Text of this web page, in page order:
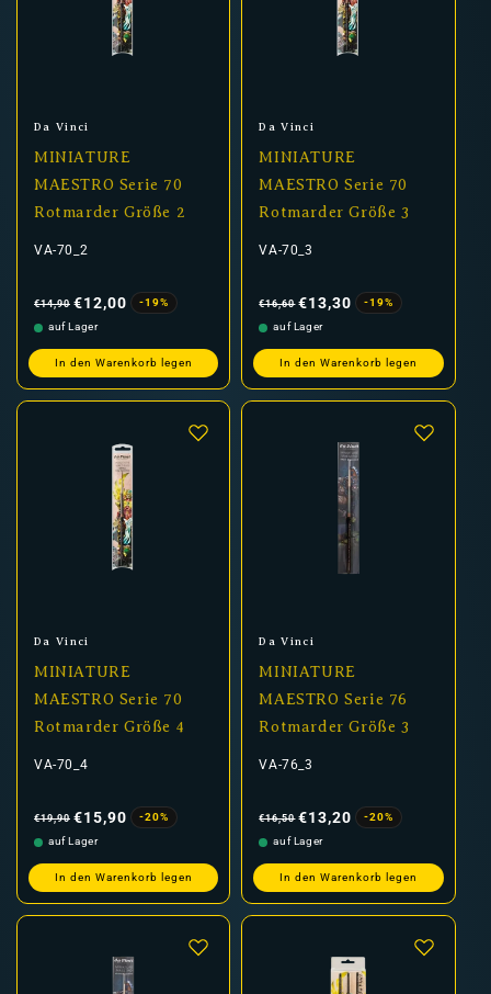
definierte Highlights und präzise Linienführung.
Bestelle jetzt Da Vinci Miniature Maestro und erlebe
Anbieter:
Da Vinci
MINIATURE
MAESTRO Serie 70
Rotmarder Größe 2
VA-70_2
Preis
€14,90 €12,00
-19%
auf Lager
In den Warenkorb legen
Anbieter:
Da Vinci
MINIATURE
MAESTRO Serie 70
Rotmarder Größe 3
VA-70_3
Preis
€16,60 €13,30
-19%
auf Lager
In den Warenkorb legen
Anbieter:
Da Vinci
MINIATURE
MAESTRO Serie 70
Rotmarder Größe 4
VA-70_4
Preis
€19,90 €15,90
-20%
auf Lager
In den Warenkorb legen
Anbieter:
Da Vinci
MINIATURE
MAESTRO Serie 76
Rotmarder Größe 3
VA-76_3
Preis
€16,50 €13,20
-20%
auf Lager
In den Warenkorb legen